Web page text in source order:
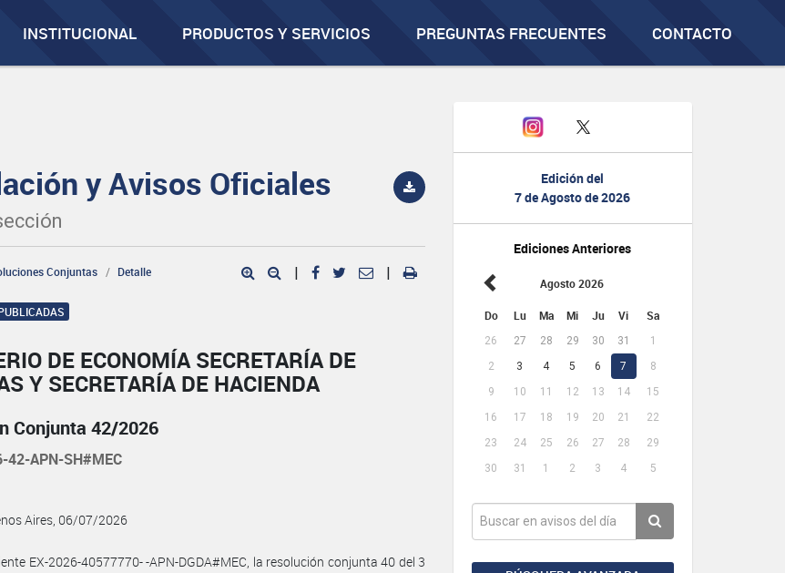
INSTITUCIONAL PRODUCTOS Y SERVICIOS PREGUNTAS FRECUENTES CONTACTO
Edición del
7 de Agosto de 2026
Ediciones Anteriores
Agosto 2026
Do Lu Ma Mi Ju Vi Sa
26 27 28 29 30 31
1
2
3 4 5 6 7
8
9
10 11 12 13 14
15
16
17 18 19 20 21
22
23
24 25 26 27 28
29
30
31 1 2 3 4 5
y Avisos Oficiales
Conjuntas Detalle | |
DE ECONOMÍA SECRETARÍA DE
Y SECRETARÍA DE HACIENDA
Conjunta 42/2026
42-APN-SH#MEC
Aires, 06/07/2026
EX-2026-40577770- -APN-DGDA#MEC, la resolución conjunta 40 del 3